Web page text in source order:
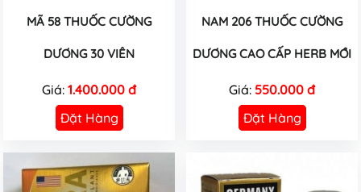
MÃ 58 THUỐC CƯỜNG
DƯƠNG 30 VIÊN
Giá: 1.400.000 đ
Đặt Hàng
NAM 206 THUỐC CƯỜNG
DƯƠNG CAO CẤP HERB MỚI
Giá: 550.000 đ
Đặt Hàng